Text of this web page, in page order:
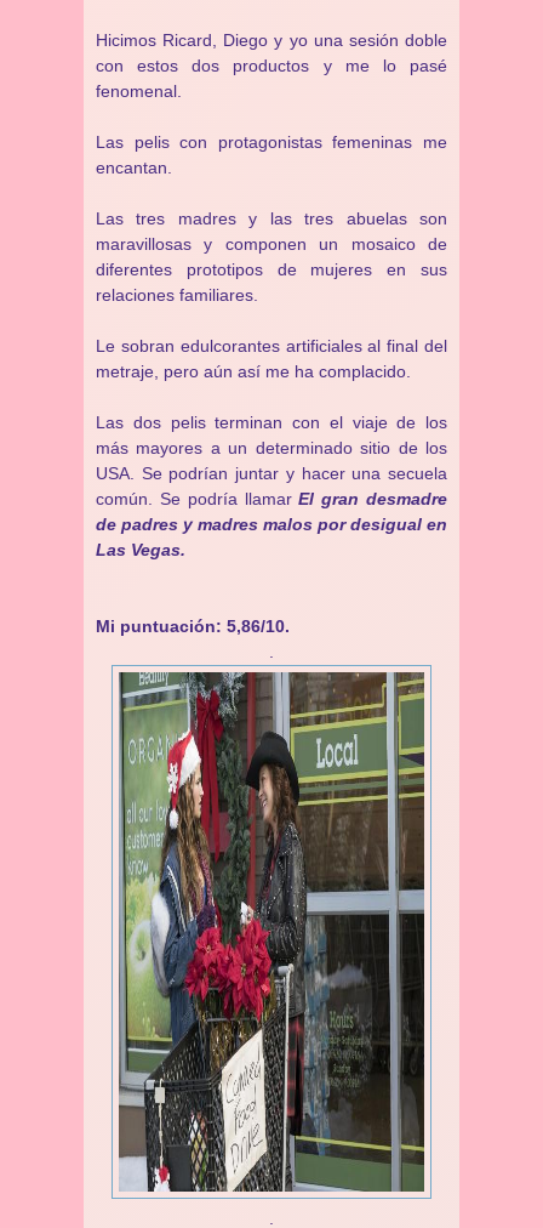
Hicimos Ricard, Diego y yo una sesión doble
con estos dos productos y me lo pasé
fenomenal.
Las pelis con protagonistas femeninas me
encantan.
Las tres madres y las tres abuelas son
maravillosas y componen un mosaico de
diferentes prototipos de mujeres en sus
relaciones familiares.
Le sobran edulcorantes artificiales al final del
metraje, pero aún así me ha complacido.
Las dos pelis terminan con el viaje de los
más mayores a un determinado sitio de los
USA. Se podrían juntar y hacer una secuela
común. Se podría llamarEl gran desmadre
de padres y madres malos por desigual en
Las Vegas.
Mi puntuación: 5,86/10.